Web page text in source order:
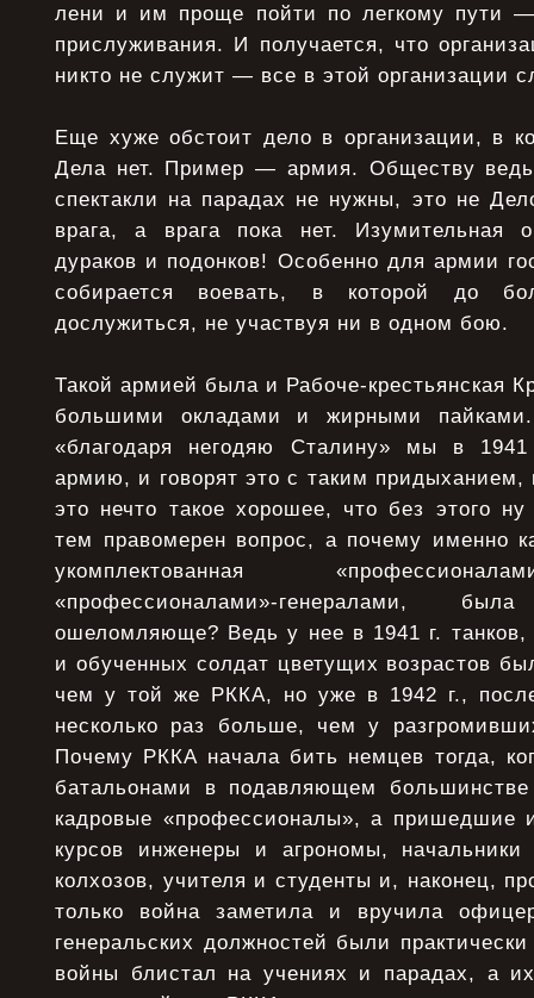
лени и им проще пойти по легкому пути
прислуживания. И получается, что
никто не служит — все в этой организации
Еще хуже обстоит дело в организации, в
Дела нет. Пример — армия. Обществу
спектакли на парадах не нужны, это не
врага, а врага пока нет. Изумительная
дураков и подонков! Особенно для армии
собирается воевать, в которой до
дослужиться, не участвуя ни в одном бою.
Такой армией была и Рабоче-крестьянская
большими окладами и жирными пайками.
«благодаря негодяю Сталину» мы в
армию, и говорят это с таким придыханием,
это нечто такое хорошее, что без этого
тем правомерен вопрос, а почему именно
укомплектованная
«профессионалами»-генералами,
ошеломляюще? Ведь у нее в 1941 г. танков,
и обученных солдат цветущих возрастов
чем у той же РККА, но уже в 1942 г.,
несколько раз больше, чем у
Почему РККА начала бить немцев тогда,
батальонами в подавляющем
кадровые «профессионалы», а пришедшие
курсов инженеры и агрономы,
колхозов, учителя и студенты и, наконец,
только война заметила и вручила
генеральских должностей были
войны блистал на учениях и парадах, а